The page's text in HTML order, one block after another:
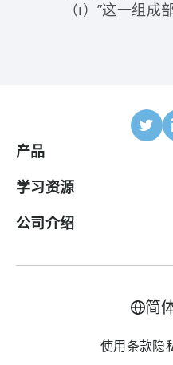
（i）”这一组成
产品
移动归因
合作伙伴
全渠道成本汇总
学习资源
博客
公司介绍
简
使用条款隐